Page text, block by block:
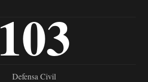
103
Defensa Civil